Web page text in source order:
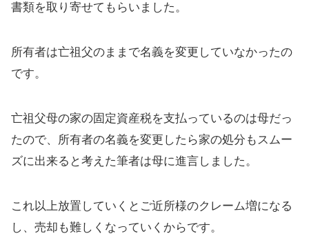
書類を取り寄せてもらいました。
所有者は亡祖父のままで名義を変更していなかったの
です。
亡祖父母の家の固定資産税を支払っているのは母だっ
たので、所有者の名義を変更したら家の処分もスムー
ズに出来ると考えた筆者は母に進言しました。
これ以上放置していくとご近所様のクレーム増になる
し、売却も難しくなっていくからです。